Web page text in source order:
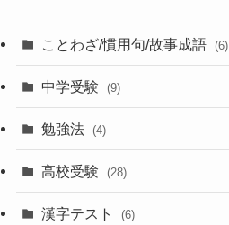
ことわざ/慣用句/故事成語 (6)
中学受験 (9)
勉強法 (4)
高校受験 (28)
漢字テスト (6)